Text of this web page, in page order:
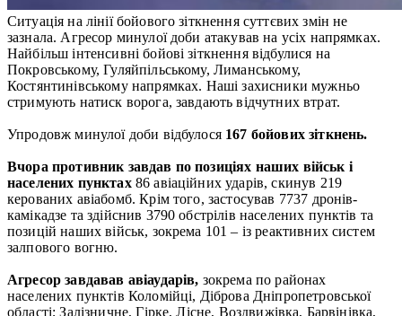
Ситуація на лінії бойового зіткнення суттєвих змін не
зазнала. Агресор минулої доби атакував на усіх напрямках.
Найбільш інтенсивні бойові зіткнення відбулися на
Покровському, Гуляйпільському, Лиманському,
Костянтинівському напрямках. Наші захисники мужньо
стримують натиск ворога, завдають відчутних втрат.
Упродовж минулої доби відбулося 167 бойових зіткнень.
Вчора противник завдав по позиціях наших військ і
населених пунктах 86 авіаційних ударів, скинув 219
керованих авіабомб. Крім того, застосував 7737 дронів-
камікадзе та здійснив 3790 обстрілів населених пунктів та
позицій наших військ, зокрема 101 – із реактивних систем
залпового вогню.
Агресор завдавав авіаударів, зокрема по районах
населених пунктів Коломійці, Діброва Дніпропетровської
області; Залізничне, Гірке, Лісне, Воздвижівка, Барвінівка,